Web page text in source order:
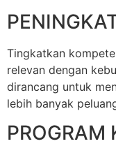
Tingkatkan
relevan dengan
dirancang untuk
lebih banyak
PROGRAM